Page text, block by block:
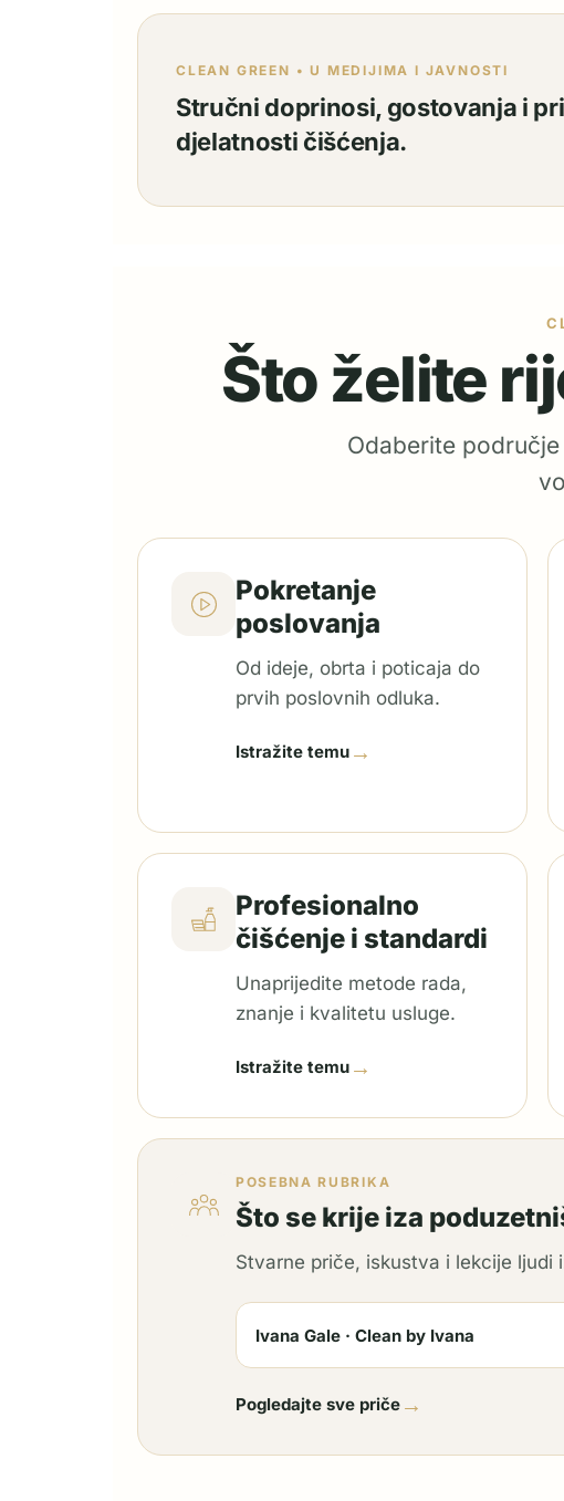
CLEAN GREEN • U MEDIJIMA I JAVNOSTI
Stručni doprinosi, gostovanja i
djelatnosti čišćenja.
Što želite
Odaberite
Pokretanje
poslovanja
Od ideje, obrta i poticaja do
prvih poslovnih odluka.
Istražite temu →
Profesionalno
čišćenje i standardi
Unaprijedite metode rada,
znanje i kvalitetu usluge.
Istražite temu →
POSEBNA RUBRIKA
Što se krije iza
Stvarne priče, iskustva i lekcije ljudi
Ivana Gale · Clean by Ivana
Pogledajte sve priče →